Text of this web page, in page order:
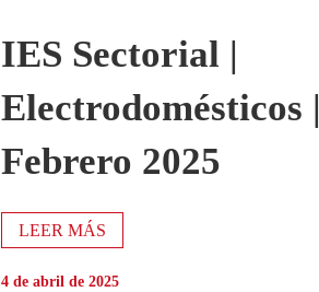
IES Sectorial |
Electrodomésticos |
Febrero 2025
LEER MÁS
4 de abril de 2025